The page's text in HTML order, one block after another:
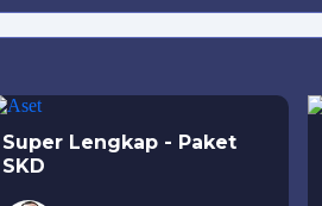
Super Lengkap - Paket
SKD